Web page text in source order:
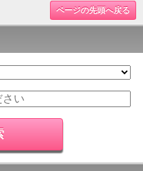
ページの先頭へ戻る